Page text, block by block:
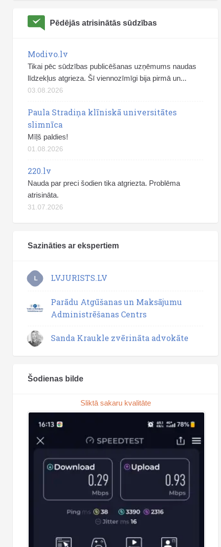
Pēdējās atrisinātās sūdzības
Modivo.lv
Tikai pēc sūdzības publicēšanas uzņēmums naudas
līdzekļus atgrieza. Šī viennozīmīgi bija pirmā un...
03.08.2026
Paula Stradiņa klīniskā universitātes
slimnīca
Mīļš paldies!
01.08.2026
220.lv
Nauda par preci šodien tika atgriezta. Problēma
atrisināta.
31.07.2026
Sazināties ar ekspertiem
L LVJURISTS.LV
Parādu Atgūšanas un Maksājumu
Administrēšanas Centrs
Sanda Kraukle zvērināta advokāte
Šodienas bilde
Sliktā sakaru kvalitāte